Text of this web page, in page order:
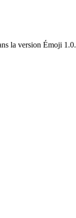
la version Émoji 1.0.